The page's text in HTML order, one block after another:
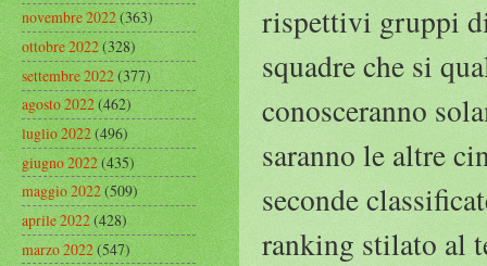
rispettivi gruppi
squadre che si
conosceranno
saranno le altre
seconde
ranking stilato al
novembre 2022(363)
ottobre 2022(328)
settembre 2022(377)
agosto 2022(462)
luglio 2022(496)
giugno 2022(435)
maggio 2022(509)
aprile 2022(428)
marzo 2022(547)